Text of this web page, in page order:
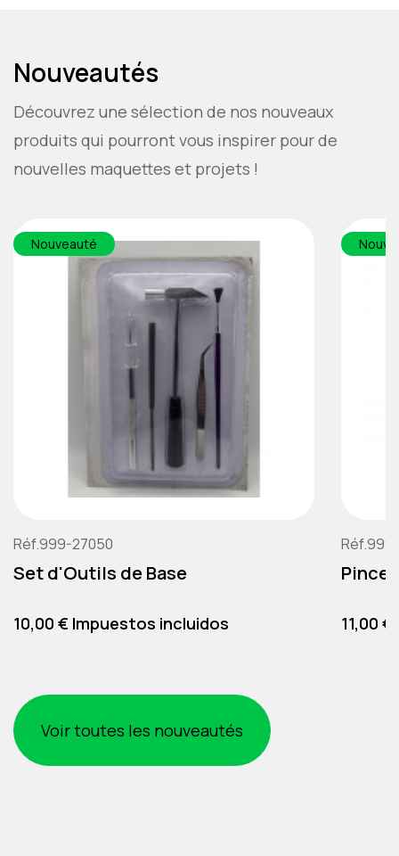
Nouveautés
Découvrez une sélection de nos nouveaux
produits qui pourront vous inspirer pour de
nouvelles maquettes et projets !
Réf.999-27050
Set d'Outils de Base
Precio
10,00 € Impuestos incluidos
Nouveauté
Pince
Precio
11,00
Voir toutes les nouveautés